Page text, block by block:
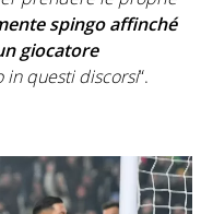
spingo affinché
giocatore
in questi discorsi“.